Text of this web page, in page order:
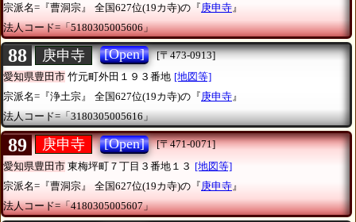
宗派名=『曹洞宗』
全国627位(19カ寺)の『 庚申寺 』
法人コード=「5180305005606」
88 庚申寺 [Open]
[〒473-0913]
愛知県豊田市 竹元町外田１９３番地 [地図等]
宗派名=『浄土宗』
全国627位(19カ寺)の『庚申寺』
法人コード=「3180305005616」
89 庚申寺 [Open]
[〒471-0071]
愛知県豊田市 東梅坪町７丁目３番地１３ [地図等]
宗派名=『曹洞宗』
全国627位(19カ寺)の『 庚申寺 』
法人コード=「4180305005607」